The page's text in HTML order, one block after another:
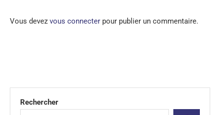
Vous devez vous connecter pour publier un commentaire.
Rechercher